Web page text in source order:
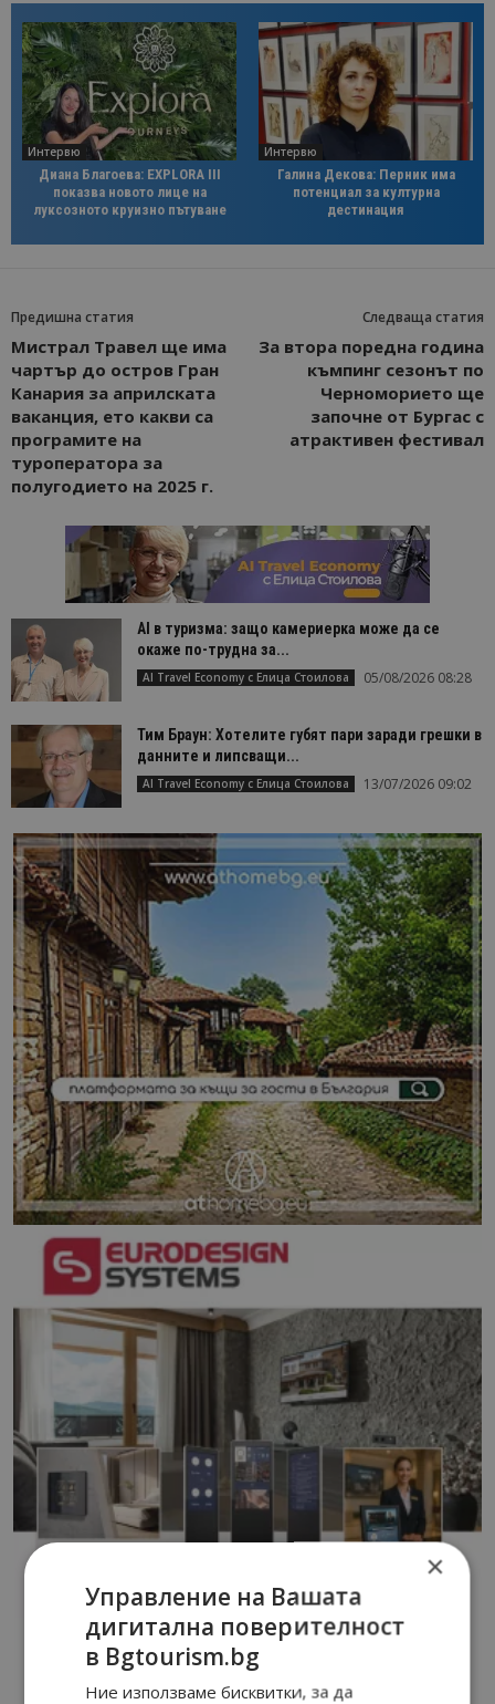
Интервю
Диана Благоева: EXPLORA III
показва новото лице на
луксозното круизно пътуване
Интервю
Галина Декова: Перник има
потенциал за културна
дестинация
Предишна статия
Мистрал Травел ще има
чартър до остров Гран
Канария за априлската
ваканция, ето какви са
програмите на
туроператора за
полугодието на 2025 г.
Следваща статия
За втора поредна година
къмпинг сезонът по
Черноморието ще
започне от Бургас с
атрактивен фестивал
AI в туризма: защо камериерка може да се
окаже по-трудна за...
AI Travel Economy с Елица Стоилова 05/08/2026 08:28
Тим Браун: Хотелите губят пари заради грешки в
данните и липсващи...
AI Travel Economy с Елица Стоилова 13/07/2026 09:02
×
Управление на Вашата
дигитална поверителност
в Bgtourism.bg
Ние използваме бисквитки, за да